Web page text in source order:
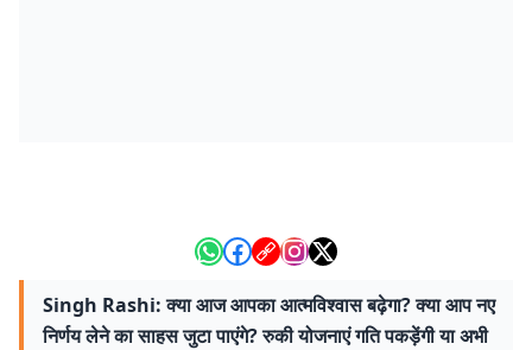
Singh Rashi: क्या आज आपका आत्मविश्वास बढ़ेगा? क्या आप नए
निर्णय लेने का साहस जुटा पाएंगे? रुकी योजनाएं गति पकड़ेंगी या अभी